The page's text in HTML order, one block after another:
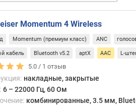
Momentum 4 Wireless
Momentum (премиум класс) ANC
кабель Bluetooth v5.2 aptX AAC L-
5.0 / 1 отзыв
накладные, закрытые
6 – 22000 Гц, 60 Ом
комбинированные, 3.5 мм,